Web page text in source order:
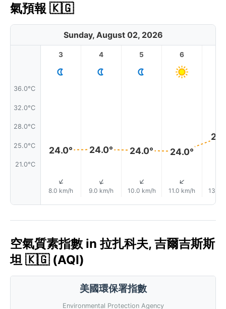
氣預報 🇰🇬
Sunday, August 02, 2026
36.0°C
32.0°C
28.0°C
25.0°C
21.0°C
3
24.0°
↑
8.0 km/h
4
24.0°
↑
9.0 km/h
5
24.0°
↑
10.0 km/h
6
24.0°
↑
11.0 km/h 13.0
空氣質素指數 in 拉扎科夫, 吉爾吉斯斯
坦 🇰🇬 (AQI)
美國環保署指數
Environmental Protection Agency